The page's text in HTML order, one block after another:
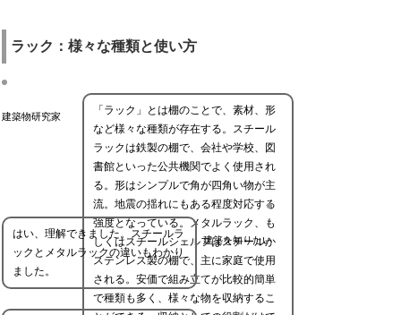
ラック：様々な種類と使い方
建築物研究家
「ラック」とは棚のことで、素材、形
など様々な種類が存在する。スチール
ラックは鉄製の棚で、会社や学校、図
書館といった公共機関でよく使用され
る。形はシンプルで角が四角い物が主
流。地震の揺れにもある程度対応する
強度となっている。メタルラック、も
しくはスチールシェルフはスチールか
ステンレス製の棚で、主に家庭で使用
される。安価で組み立てが比較的簡単
で種類も多く、様々な物を収納するこ
建築を知りたい
はい、理解できました。スチールラ
ックとメタルラックの違いもわかり
ました。